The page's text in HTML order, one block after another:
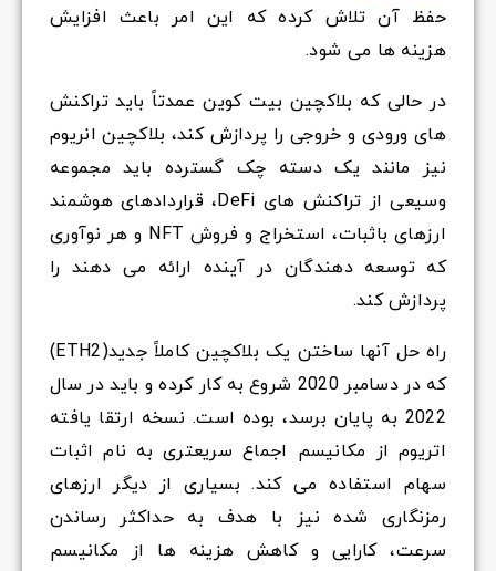
حفظ آن تلاش کرده که این امر باعث افزایش
هزینه ها می شود.
در حالی که بلاکچین بیت کوین عمدتاً باید تراکنش
های ورودی و خروجی را پردازش کند، بلاکچین انریوم
نیز مانند یک دسته چک گسترده باید مجموعه
وسیعی از تراکنش های DeFi، قراردادهای هوشمند
ارزهای باثبات، استخراج و فروش NFT و هر نوآوری
که توسعه دهندگان در آینده ارائه می دهند را
پردازش کند.
راه حل آنها ساختن یک بلاکچین کاملاً جدید(ETH2)
که در دسامبر 2020 شروع به کار کرده و باید در سال
2022 به پایان برسد، بوده است. نسخه ارتقا یافته
اتریوم از مکانیسم اجماع سریعتری به نام اثبات
سهام استفاده می کند. بسیاری از دیگر ارزهای
رمزنگاری شده نیز با هدف به حداکثر رساندن
سرعت، کارایی و کاهش هزینه ها از مکانیسم